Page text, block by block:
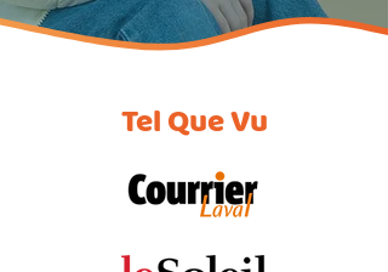
Tel Que Vu